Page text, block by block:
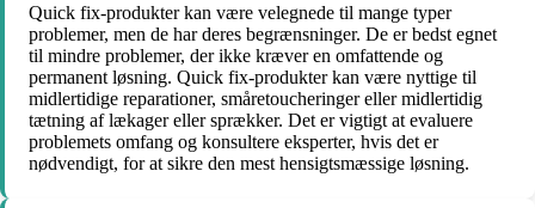
Quick fix-produkter kan være velegnede til mange typer
problemer, men de har deres begrænsninger. De er bedst egnet
til mindre problemer, der ikke kræver en omfattende og
permanent løsning. Quick fix-produkter kan være nyttige til
midlertidige reparationer, småretoucheringer eller midlertidig
tætning af lækager eller sprækker. Det er vigtigt at evaluere
problemets omfang og konsultere eksperter, hvis det er
nødvendigt, for at sikre den mest hensigtsmæssige løsning.